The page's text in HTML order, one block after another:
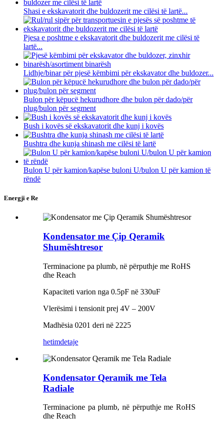
Shasi e ekskavatorit dhe buldozerit me cilësi të lartë...
Pjesa e poshtme e ekskavatorit dhe buldozerit me cilësi të
lartë...
Lidhje/binar për pjesë këmbimi për ekskavator dhe buldozer...
Bulon për këpucë hekurudhore dhe bulon për dado/për
plug/bulon për segment
Bush i kovës së ekskavatorit dhe kunj i kovës
Bushtra dhe kunja shinash me cilësi të lartë
Bulon U për kamion/kapëse buloni U/bulon U për kamion të
rëndë
Energji e Re
Kondensator me Çip Qeramik
Shumështresor
Terminacione pa plumb, në përputhje me RoHS
dhe Reach
Kapaciteti varion nga 0.5pF në 330uF
Vlerësimi i tensionit prej 4V – 200V
Madhësia 0201 deri në 2225
hetimdetaje
Kondensator Qeramik me Tela
Radiale
Terminacione pa plumb, në përputhje me RoHS
dhe Reach